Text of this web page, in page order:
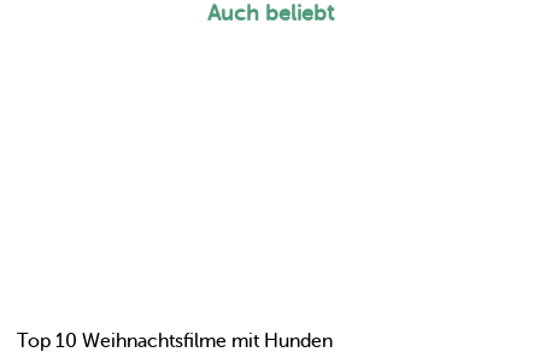
Auch beliebt
Top 10 Weihnachtsfilme mit Hunden